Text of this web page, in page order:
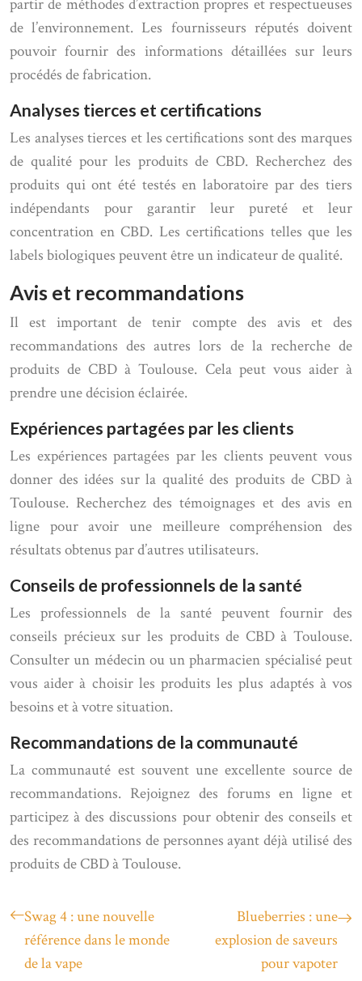
partir de méthodes d’extraction propres et respectueuses
de l’environnement. Les fournisseurs réputés doivent
pouvoir fournir des informations détaillées sur leurs
procédés de fabrication.
Analyses tierces et certifications
Les analyses tierces et les certifications sont des marques
de qualité pour les produits de CBD. Recherchez des
produits qui ont été testés en laboratoire par des tiers
indépendants pour garantir leur pureté et leur
concentration en CBD. Les certifications telles que les
labels biologiques peuvent être un indicateur de qualité.
Avis et recommandations
Il est important de tenir compte des avis et des
recommandations des autres lors de la recherche de
produits de CBD à Toulouse. Cela peut vous aider à
prendre une décision éclairée.
Expériences partagées par les clients
Les expériences partagées par les clients peuvent vous
donner des idées sur la qualité des produits de CBD à
Toulouse. Recherchez des témoignages et des avis en
ligne pour avoir une meilleure compréhension des
résultats obtenus par d’autres utilisateurs.
Conseils de professionnels de la santé
Les professionnels de la santé peuvent fournir des
conseils précieux sur les produits de CBD à Toulouse.
Consulter un médecin ou un pharmacien spécialisé peut
vous aider à choisir les produits les plus adaptés à vos
besoins et à votre situation.
Recommandations de la communauté
La communauté est souvent une excellente source de
recommandations. Rejoignez des forums en ligne et
participez à des discussions pour obtenir des conseils et
des recommandations de personnes ayant déjà utilisé des
produits de CBD à Toulouse.
Swag 4 : une nouvelle
référence dans le monde
de la vape
Blueberries : une
explosion de saveurs
pour vapoter